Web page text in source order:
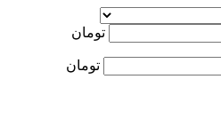
تومان
تومان